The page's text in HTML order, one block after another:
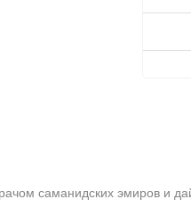
саманидских эмиров и